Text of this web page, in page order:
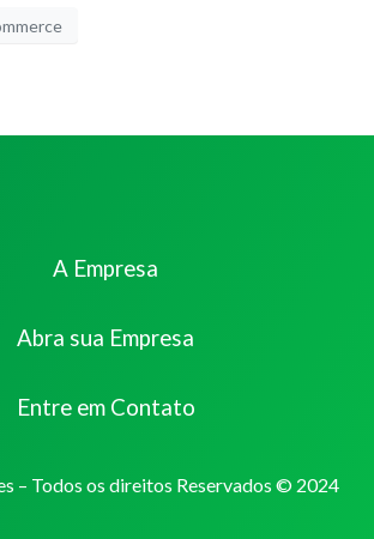
A Empresa
Abra sua Empresa
Entre em Contato
– Todos os direitos Reservados © 2024